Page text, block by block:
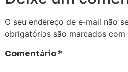
O seu endereço de e-mail não
obrigatórios são marcados com
Comentário*